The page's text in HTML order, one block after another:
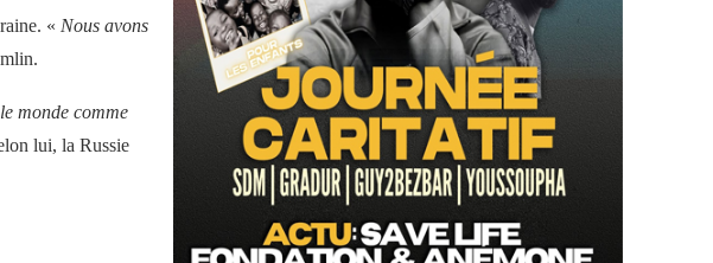
« Nous avons
monde comme
lui, la Russie